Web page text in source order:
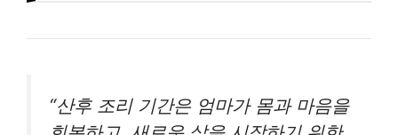
“산후 조리 기간은 엄마가 몸과 마음을